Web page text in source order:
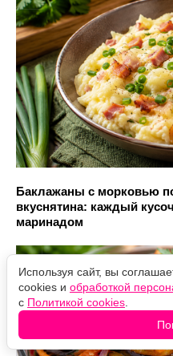
Баклажаны с морковью
вкуснятина: каждый
маринадом
Используя сайт, вы
cookies и обработкой
с Политикой cookies